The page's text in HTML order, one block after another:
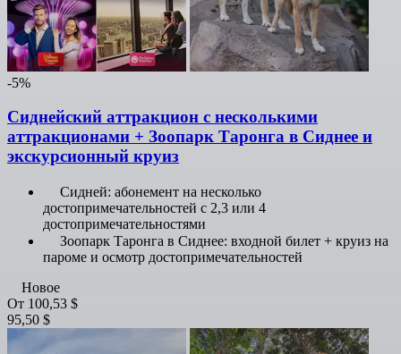
-5%
Сиднейский аттракцион с несколькими
аттракционами + Зоопарк Таронга в Сиднее и
экскурсионный круиз
Сидней: абонемент на несколько
достопримечательностей с 2,3 или 4
достопримечательностями
Зоопарк Таронга в Сиднее: входной билет + круиз на
пароме и осмотр достопримечательностей
Новое
От 100,53 $
95,50 $